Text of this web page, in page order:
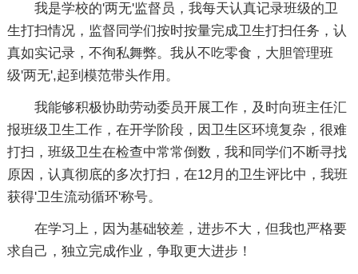
我是学校的'两无'监督员，我每天认真记录班级的卫
生打扫情况，监督同学们按时按量完成卫生打扫任务，认
真如实记录，不徇私舞弊。我从不吃零食，大胆管理班
级'两无',起到模范带头作用。
我能够积极协助劳动委员开展工作，及时向班主任汇
报班级卫生工作，在开学阶段，因卫生区环境复杂，很难
打扫，班级卫生在检查中常常倒数，我和同学们不断寻找
原因，认真彻底的多次打扫，在12月的卫生评比中，我班
获得'卫生流动循环'称号。
在学习上，因为基础较差，进步不大，但我也严格要
求自己，独立完成作业，争取更大进步！